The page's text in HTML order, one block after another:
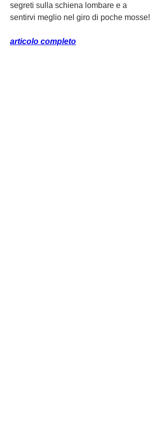
segreti sulla schiena lombare e a
sentirvi meglio nel giro di poche mosse!
articolo completo